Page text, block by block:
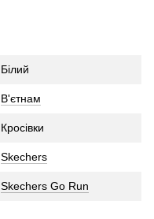
Білий
В'єтнам
Кросівки
Skechers
Skechers Go Run